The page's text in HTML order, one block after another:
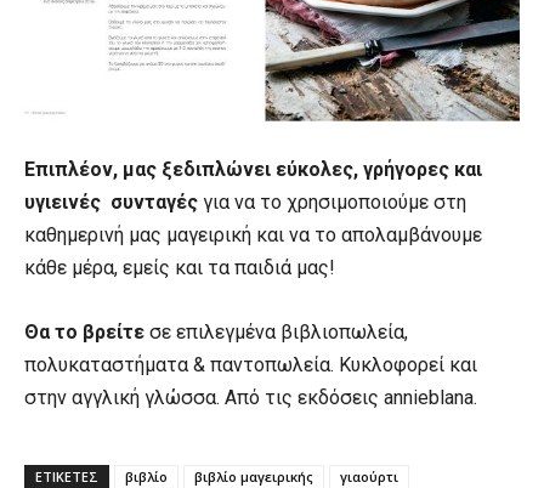
Επιπλέον, μας ξεδιπλώνει εύκολες, γρήγορες και
υγιεινές συνταγές για να το χρησιμοποιούμε στη
καθημερινή μας μαγειρική και να το απολαμβάνουμε
κάθε μέρα, εμείς και τα παιδιά μας!
Θα το βρείτε σε επιλεγμένα βιβλιοπωλεία,
πολυκαταστήματα & παντοπωλεία. Κυκλοφορεί και
στην αγγλική γλώσσα. Aπό τις εκδόσεις annieblana.
ΕΤΙΚΕΤΕΣ βιβλίο βιβλίο μαγειρικής γιαούρτι